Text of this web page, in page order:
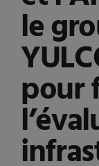
le
pour